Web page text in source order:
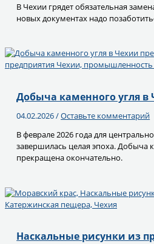
В Чехии грядет обязательная
новых документах надо
Добыча каменного угля
04.02.2026/Оставьте комментарий
В феврале 2026 года для
завершилась целая эпоха. Добыча
прекращена окончательно.
Наскальные рисунки из